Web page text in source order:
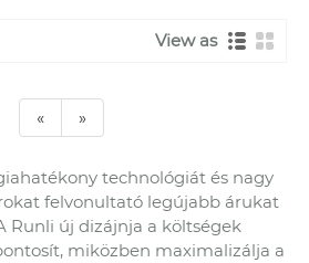
View as
« »
technológiát és nagy
felvonultató legújabb árukat
Runli új dizájnja a költségek
miközben maximalizálja a